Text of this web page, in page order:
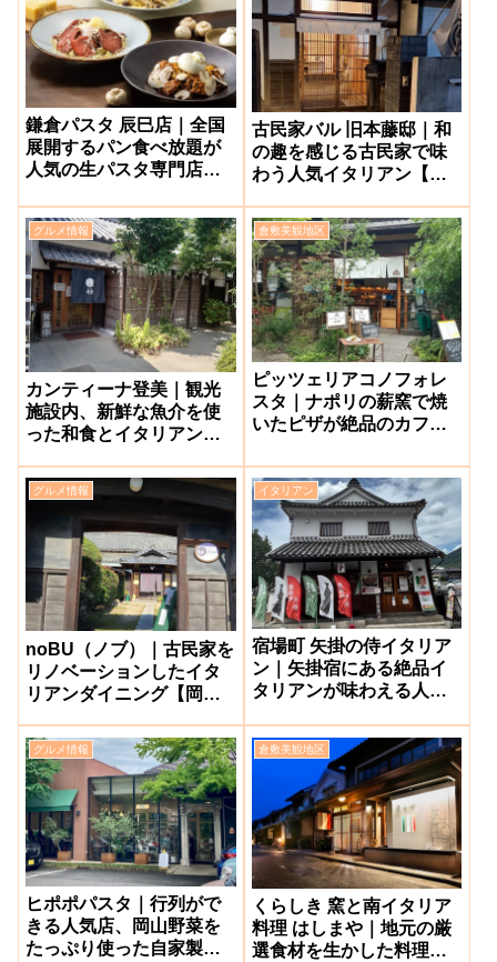
鎌倉パスタ 辰巳店｜全国
展開するパン食べ放題が
人気の生パスタ専門店の
区】
古民家バル 旧本藤邸｜和
の趣を感じる古民家で味
わう人気イタリアン【倉
グルメ情報
カンティーナ登美｜観光
施設内、新鮮な魚介を使
った和食とイタリアンが
下津井】
倉敷美観地区
ピッツェリアコノフォレ
スタ｜ナポリの薪窯で焼
いたピザが絶品のカフェ
区】
グルメ情報
noBU（ノブ）｜古民家を
リノベーションしたイタ
リアンダイニング【岡山
イタリアン
宿場町 矢掛の侍イタリア
ン｜矢掛宿にある絶品イ
タリアンが味わえる人気
掛町】
グルメ情報
ヒポポパスタ｜行列がで
きる人気店、岡山野菜を
たっぷり使った自家製生
倉敷美観地区
くらしき 窯と南イタリア
料理 はしまや｜地元の厳
選食材を生かした料理が